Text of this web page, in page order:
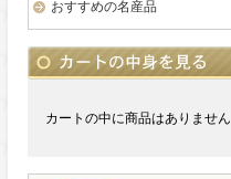
おすすめの名産品
カートの中に商品はありません